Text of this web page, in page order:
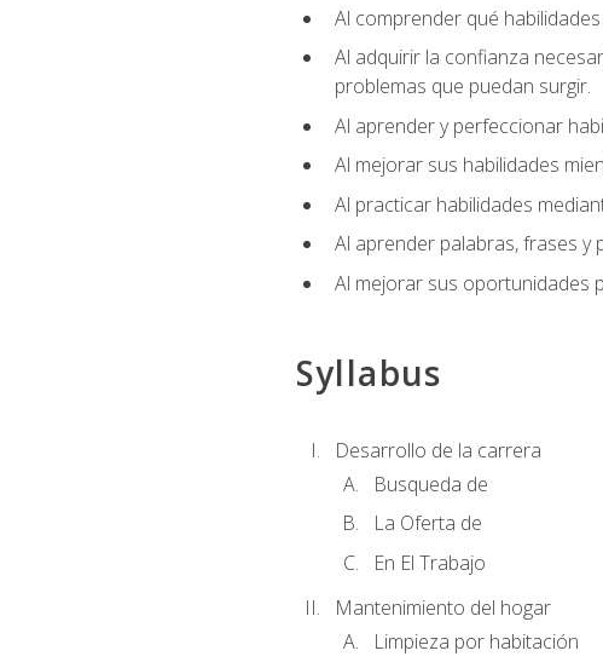
Al comprender qué
Al adquirir la confianza
problemas que puedan surgir.
Al aprender y perfeccionar
Al mejorar sus habilidades
Al practicar habilidades
Al aprender palabras, frases
Al mejorar sus oportunidades
Syllabus
Desarrollo de la carrera
Busqueda de
La Oferta de
En El Trabajo
Mantenimiento del hogar
Limpieza por habitación